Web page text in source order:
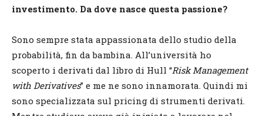
investimento. Da dove nasce questa passione?
Sono sempre stata appassionata dello studio della
probabilità, fin da bambina. All’università ho
scoperto i derivati dal libro di Hull “Risk Management
with Derivatives” e me ne sono innamorata. Quindi mi
sono specializzata sul pricing di strumenti derivati.